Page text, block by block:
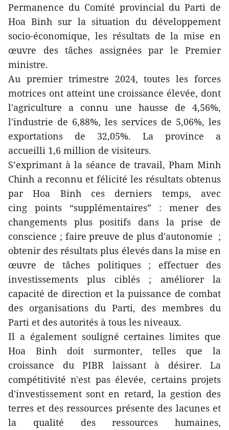
Permanence du Comité provincial du Parti de
Hoa Binh sur la situation du développement
socio-économique, les résultats de la mise en
œuvre des tâches assignées par le Premier
ministre.
Au premier trimestre 2024, toutes les forces
motrices ont atteint une croissance élevée, dont
l'agriculture a connu une hausse de 4,56%,
l'industrie de 6,88%, les services de 5,06%, les
exportations de 32,05%. La province a
accueilli 1,6 million de visiteurs.
S’exprimant à la séance de travail, Pham Minh
Chinh a reconnu et félicité les résultats obtenus
par Hoa Binh ces derniers temps, avec
cing points “supplémentaires” : mener des
changements plus positifs dans la prise de
conscience ; faire preuve de plus d'autonomie ;
obtenir des résultats plus élevés dans la mise en
œuvre de tâches politiques ; effectuer des
investissements plus ciblés ; améliorer la
capacité de direction et la puissance de combat
des organisations du Parti, des membres du
Parti et des autorités à tous les niveaux.
Il a également souligné certaines limites que
Hoa Binh doit surmonter, telles que la
croissance du PIBR laissant à désirer. La
compétitivité n'est pas élevée, certains projets
d'investissement sont en retard, la gestion des
terres et des ressources présente des lacunes et
la qualité des ressources humaines,